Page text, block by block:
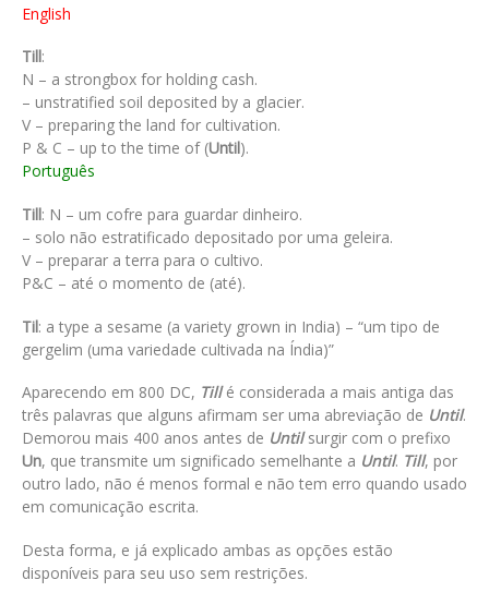
English
Till:
N – a strongbox for holding cash.
– unstratified soil deposited by a glacier.
V – preparing the land for cultivation.
P & C – up to the time of (Until).
Português
Till: N – um cofre para guardar dinheiro.
– solo não estratificado depositado por uma geleira.
V – preparar a terra para o cultivo.
P&C – até o momento de (até).
Til: a type a sesame (a variety grown in India) – “um tipo de
gergelim (uma variedade cultivada na Índia)”
Aparecendo em 800 DC, Tillé considerada a mais antiga das
três palavras que alguns afirmam ser uma abreviação de Until.
Demorou mais 400 anos antes de Untilsurgir com o prefixo
Un, que transmite um significado semelhante a Until. Till, por
outro lado, não é menos formal e não tem erro quando usado
em comunicação escrita.
Desta forma, e já explicado ambas as opções estão
disponíveis para seu uso sem restrições.